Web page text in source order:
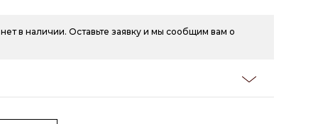
в наличии. Оставьте заявку и мы сообщим вам о